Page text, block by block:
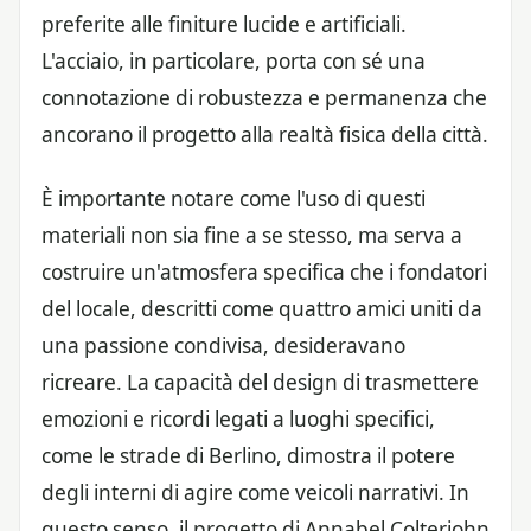
preferite alle finiture lucide e artificiali.
L'acciaio, in particolare, porta con sé una
connotazione di robustezza e permanenza che
ancorano il progetto alla realtà fisica della città.
È importante notare come l'uso di questi
materiali non sia fine a se stesso, ma serva a
costruire un'atmosfera specifica che i fondatori
del locale, descritti come quattro amici uniti da
una passione condivisa, desideravano
ricreare. La capacità del design di trasmettere
emozioni e ricordi legati a luoghi specifici,
come le strade di Berlino, dimostra il potere
degli interni di agire come veicoli narrativi. In